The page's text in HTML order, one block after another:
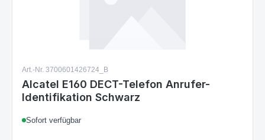
Art.-Nr. 3700601426724_B
Alcatel E160 DECT-Telefon Anrufer-
Identifikation Schwarz
Sofort verfügbar